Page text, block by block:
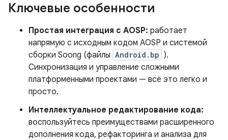
Ключевые особенности
Простая интеграция с AOSP: работает
напрямую с исходным кодом AOSP и системой
сборки Soong (файлы Android.bp ).
Синхронизация и управление сложными
платформенными проектами — всё это легко и
просто.
Интеллектуальное редактирование кода:
воспользуйтесь преимуществами расширенного
дополнения кода, рефакторинга и анализа для